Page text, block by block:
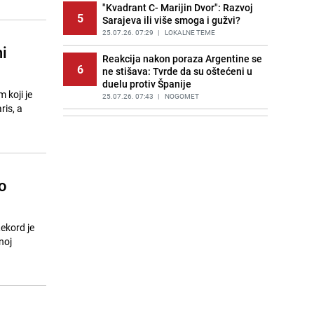
koji je
a
je
5
"Kvadrant C- Marijin Dvor": Razvoj
Sarajeva ili više smoga i gužvi?
25.07.26. 07:29 | LOKALNE TEME
6
Reakcija nakon poraza Argentine se
ne stišava: Tvrde da su oštećeni u
duelu protiv Španije
25.07.26. 07:43 | NOGOMET